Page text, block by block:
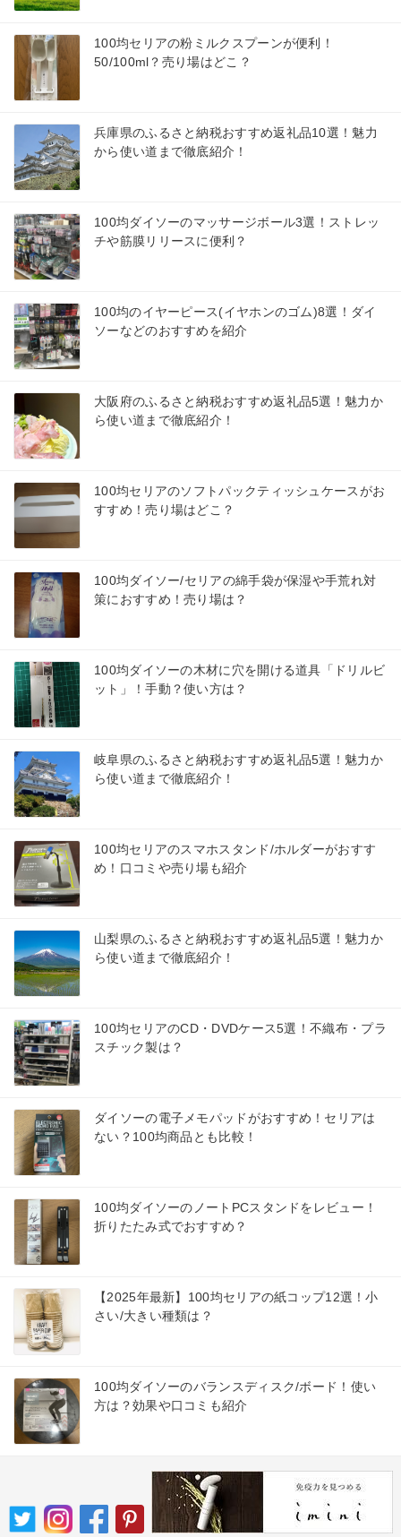
100均セリアの粉ミルクスプーンが便利！
50/100ml？売り場はどこ？
兵庫県のふるさと納税おすすめ返礼品10選！魅力
から使い道まで徹底紹介！
100均ダイソーのマッサージボール3選！ストレッ
チや筋膜リリースに便利？
100均のイヤーピース(イヤホンのゴム)8選！ダイ
ソーなどのおすすめを紹介
大阪府のふるさと納税おすすめ返礼品5選！魅力か
ら使い道まで徹底紹介！
100均セリアのソフトパックティッシュケースがお
すすめ！売り場はどこ？
100均ダイソー/セリアの綿手袋が保湿や手荒れ対
策におすすめ！売り場は？
100均ダイソーの木材に穴を開ける道具「ドリルビ
ット」！手動？使い方は？
岐阜県のふるさと納税おすすめ返礼品5選！魅力か
ら使い道まで徹底紹介！
100均セリアのスマホスタンド/ホルダーがおすす
め！口コミや売り場も紹介
山梨県のふるさと納税おすすめ返礼品5選！魅力か
ら使い道まで徹底紹介！
100均セリアのCD・DVDケース5選！不織布・プラ
スチック製は？
ダイソーの電子メモパッドがおすすめ！セリアは
ない？100均商品とも比較！
100均ダイソーのノートPCスタンドをレビュー！
折りたたみ式でおすすめ？
【2025年最新】100均セリアの紙コップ12選！小
さい/大きい種類は？
100均ダイソーのバランスディスク/ボード！使い
方は？効果や口コミも紹介